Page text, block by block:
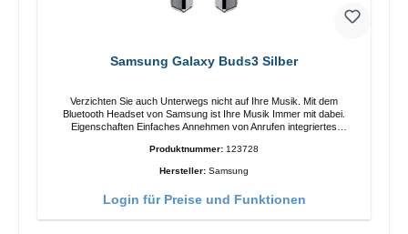
Samsung Galaxy Buds3 Silber
Verzichten Sie auch Unterwegs nicht auf Ihre Musik. Mit dem
Bluetooth Headset von Samsung ist Ihre Musik Immer mit dabei.
Eigenschaften Einfaches Annehmen von Anrufen integriertes
Technische Daten: Bluetooth: 5.4 Reichweite: 10m Ladezeit: 2h
Produktnummer: 123728
Hersteller: Samsung
Login für Preise und Funktionen